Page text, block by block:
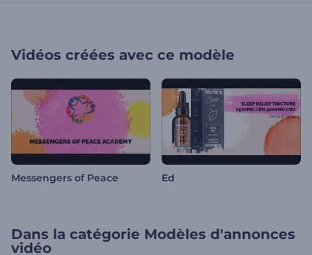
Vidéos créées avec ce modèle
Messengers of Peace Ed
Dans la catégorie Modèles d'annonces
vidéo